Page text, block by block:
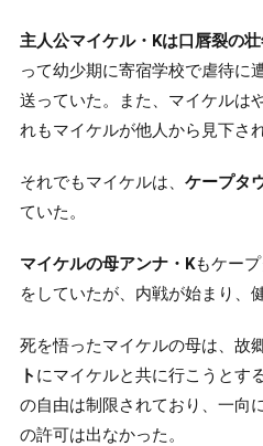
3.
主人公マイケル・Kは口唇裂の
って幼少期に寄宿学校で虐待に
送っていた。また、マイケルは
れもマイケルが他人から見下さ
それでもマイケルは、 ケープタ
ていた。
マイケルの母アンナ・Kもケー
をしていたが、内戦が始まり、
死を悟ったマイケルの母は、故
ト にマイケルと共に行こうとす
の自由は制限されており、一向
の許可は出なかった。